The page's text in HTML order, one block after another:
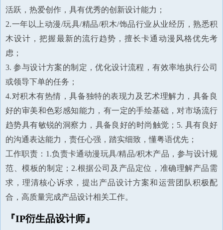
活跃，热爱创作，具有优秀的创新设计能力；
2.一年以上动漫/玩具/精品/积木/饰品行业从业经历，熟悉积
木设计，把握最新的流行趋势，擅长卡通动漫风格优先考
虑；
3. 参与设计方案的制定，优化设计流程，有效率地执行公司
或领导下单的任务；
4.对积木有热情，具备独特的表现力及艺术理解力，具备良
好的审美和色彩感知能力，有一定的手绘基础，对市场流行
趋势具有敏锐的洞察力，具备良好的时尚触觉；5. 具有良好
的沟通表达能力，责任心强，踏实细致，懂粤语优先；
工作职责：1.负责卡通动漫玩具/精品/积木产品，参与设计规
范、模板的制定；2.根据公司及产品定位，准确理解产品需
求，理清核心诉求，提出产品设计方案和运营团队积极配
合，高质量完成产品设计相关工作。
『IP衍生品设计师』